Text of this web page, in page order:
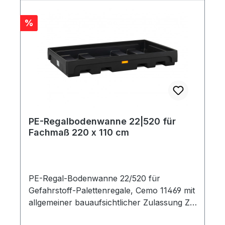
Rabatt
%
PE-Regalbodenwanne 22|520 für
Fachmaß 220 x 110 cm
PE-Regal-Bodenwanne 22/520 für
Gefahrstoff-Palettenregale, Cemo 11469 mit
allgemeiner bauaufsichtlicher Zulassung Z-